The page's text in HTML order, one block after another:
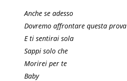
Anche se adesso
Dovremo affrontare questa prova
E ti sentirai sola
Sappi solo che
Morirei per te
Baby